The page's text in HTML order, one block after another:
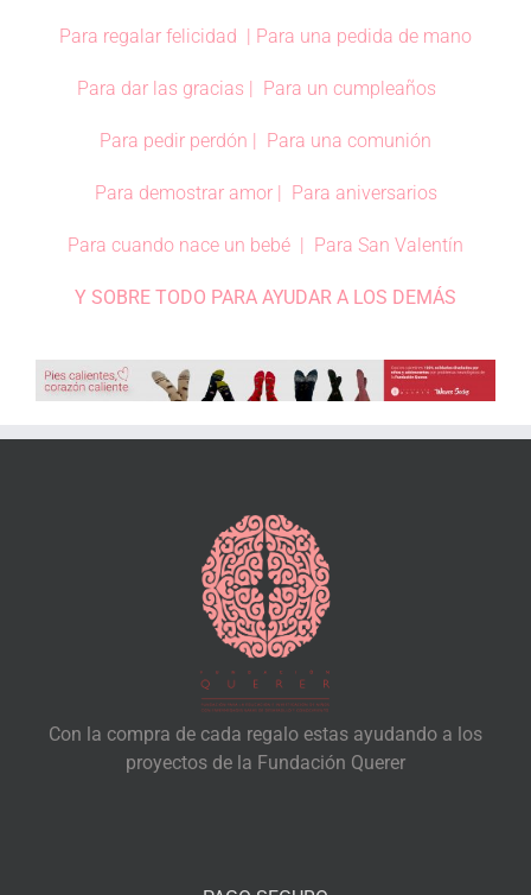
Para regalar felicidad | Para una pedida de mano
Para dar las gracias | Para un cumpleaños
Para pedir perdón | Para una comunión
Para demostrar amor | Para aniversarios
Para cuando nace un bebé | Para San Valentín
Y SOBRE TODO PARA AYUDAR A LOS DEMÁS
Con la compra de cada regalo estas ayudando a los
proyectos de la Fundación Querer